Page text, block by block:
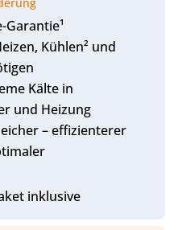
Garantie¹
Kühlen² und
Kälte in
und Heizung
– effizienterer
inklusive